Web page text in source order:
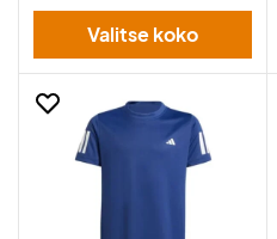
Valitse koko